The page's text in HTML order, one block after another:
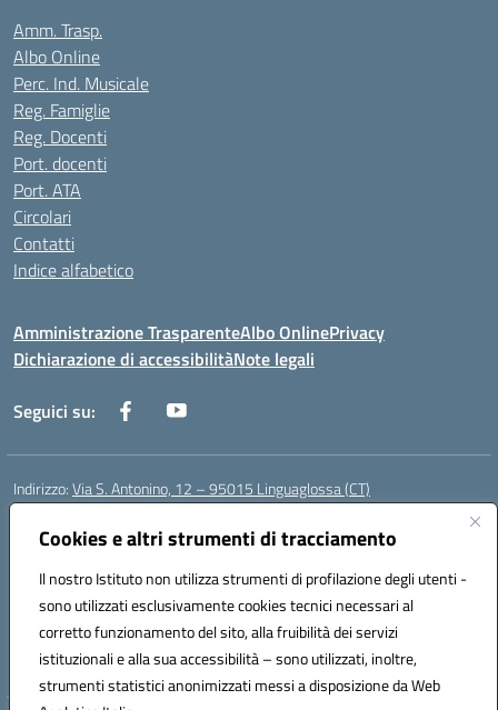
Cookies e altri strumenti di tracciamento
Il nostro Istituto non utilizza strumenti di profilazione degli utenti -
sono utilizzati esclusivamente cookies tecnici necessari al
corretto funzionamento del sito, alla fruibilità dei servizi
istituzionali e alla sua accessibilità – sono utilizzati, inoltre,
strumenti statistici anonimizzati messi a disposizione da Web
Amm. Trasp.
Albo Online
Perc. Ind. Musicale
Reg. Famiglie
Reg. Docenti
Port. docenti
Port. ATA
Circolari
Contatti
Indice alfabetico
Amministrazione TrasparenteAlbo OnlinePrivacy
Dichiarazione di accessibilitàNote legali
Seguici su:
Indirizzo:Via S. Antonino, 12 – 95015 Linguaglossa (CT)
Centralino:
Posta elettronica certificata (PEC):ctic83200r@pec.istruzione.it
Codice fiscale: 83002470876
Codice meccanografico:CTIC83200R
Codice Indice delle Pubbliche Amministrazioni (IPA): istsc_CTIC83200R
Codice unico di fatturazione (CUF): UF7TEB